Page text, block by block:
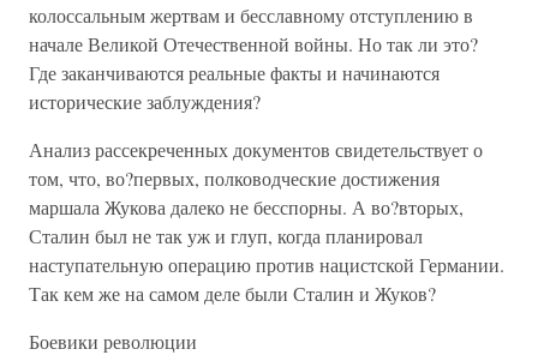
колоссальным жертвам и бесславному отступлению в
начале Великой Отечественной войны. Но так ли это?
Где заканчиваются реальные факты и начинаются
исторические заблуждения?
Анализ рассекреченных документов свидетельствует о
том, что, во?первых, полководческие достижения
маршала Жукова далеко не бесспорны. А во?вторых,
Сталин был не так уж и глуп, когда планировал
наступательную операцию против нацистской Германии.
Так кем же на самом деле были Сталин и Жуков?
Боевики революции